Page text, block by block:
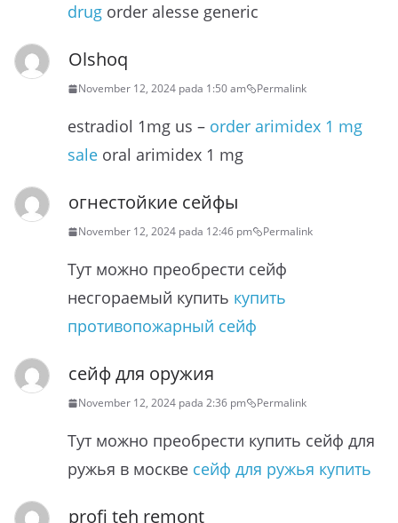
drug order alesse generic
Olshoq
November 12, 2024 pada 1:50 am Permalink
estradiol 1mg us – order arimidex 1 mg
sale oral arimidex 1 mg
огнестойкие сейфы
November 12, 2024 pada 12:46 pm Permalink
Тут можно преобрести сейф
несгораемый купить купить
противопожарный сейф
сейф для оружия
November 12, 2024 pada 2:36 pm Permalink
Тут можно преобрести купить сейф для
ружья в москве сейф для ружья купить
profi teh remont